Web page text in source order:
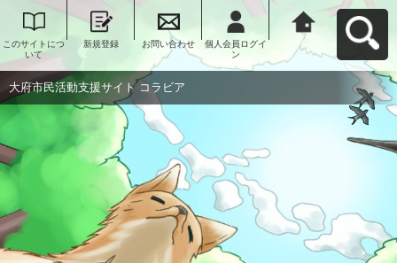
このサイトにつ
いて
新規登録 お問い合わせ
個人会員ログイ
ン
大府市民活動支
援サイト コラビ
アへ戻る
大府市民活動支援サイト コラビア